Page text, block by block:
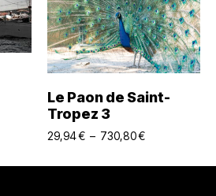
Choix Des Options
Le Paon de Saint-
Tropez 3
29,94€ – 730,80€